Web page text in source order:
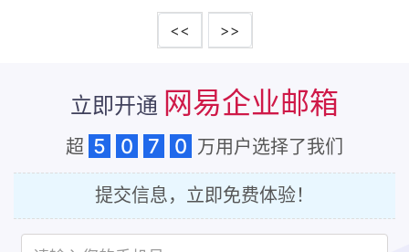
企业邮箱，还能发现我们为您精心设计的买二年送...
<< >>
立即开通 网易企业邮箱
超 5 0 7 0 万用户选择了我们
提交信息，立即免费体验！